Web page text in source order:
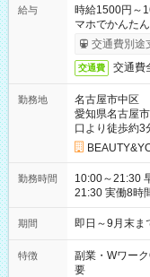
給与
時給1500円～
マホでかんた
あり）交通費別途
交通費 交通費
勤務地
名古屋市中区
愛知県名古屋
口より徒歩約3
勤務時間
10:00～21:30 早番10:00-19:30 中番11:00-20:30 遅番12:00-
21:30 実働8
期間 即日～9月末ま
特徴 副業・Wワー
要